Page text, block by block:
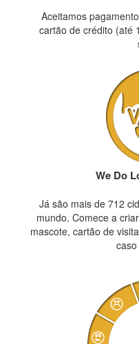
Aceitamos
cartão de crédito (até
We Do
Já são mais de 712
mundo. Comece a
mascote, cartão de